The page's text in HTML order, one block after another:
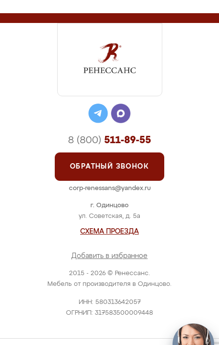
2015 - 2026 © Ренессанс.
Мебель от производителя в Одинцово.
ИНН: 580313642057
ОГРНИП: 317583500009448
г. Одинцово
ул. Советская, д. 5а
СХЕМА ПРОЕЗДА
Добавить в избранное
8 (800) 511-89-55
ОБРАТНЫЙ ЗВОНОК
corp-renessans@yandex.ru